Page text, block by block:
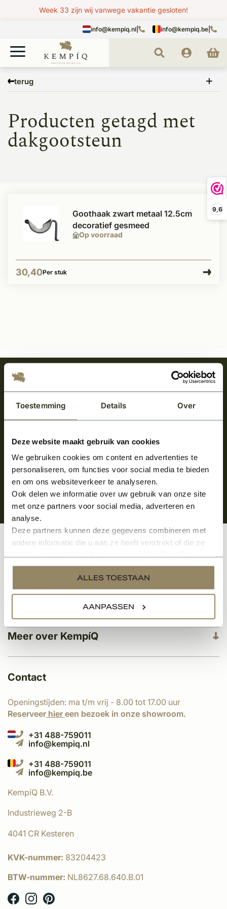
Toestemming Details Over
Deze website maakt gebruik van cookies
We gebruiken cookies om content en advertenties te
personaliseren, om functies voor social media te bieden
en om ons websiteverkeer te analyseren.
Ook delen we informatie over uw gebruik van onze site
met onze partners voor social media, adverteren en
analyse.
Deze partners kunnen deze gegevens combineren met
andere informatie die u aan ze heeft verstrekt of die ze
services.
ALLES TOESTAAN
AANPASSEN
9,6
Week 33 zijn wij vanwege vakantie gesloten!
info@kempiq.nl info@kempiq.be
terug
dakgootsteun
Producten getagd met
dakgootsteun
Op voorraad
Goothaak zwart metaal 12.5cm
decoratief gesmeed
30,40Per stuk
Meld je aan en ontvang het laatste nieuws
over onze kempische bouwstijl!
Aanmelden voor de nieuwsbrief
Meer over KempíQ
Klantenservice
Categorieën
Contact
Openingstijden: ma t/m vrij - 8.00 tot 17.00 uur
Reserveer hier een bezoek in onze showroom.
+31 488-759011
info@kempiq.nl
+31 488-759011
info@kempiq.be
KempíQ B.V.
Industrieweg 2-B
4041 CR Kesteren
KVK-nummer: 83204423
BTW-nummer: NL8627.68.640.B.01